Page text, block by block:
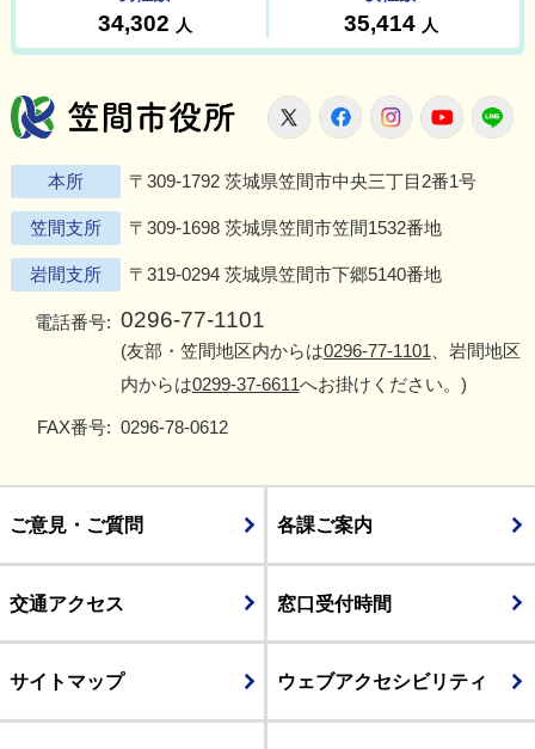
笠間市役所
X FacebookInstagram
本所 〒309-1792 茨城県笠間市中央三丁目2番1号
笠間支所 〒309-1698 茨城県笠間市笠間1532番地
岩間支所 〒319-0294 茨城県笠間市下郷5140番地
電話番号: 0296-77-1101
(友部・笠間地区内からは0296-77-1101 、岩間地区
内からは0299-37-6611へお掛けください。)
FAX番号: 0296-78-0612
ご意見・ご質問 各課ご案内
交通アクセス 窓口受付時間
サイトマップ ウェブアクセシビリティ